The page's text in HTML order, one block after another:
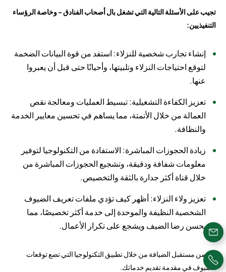
تجيب على الأسئلة التالية التي تشغل بال أصحاب الفنادق - وخاصة الرؤساء
التنفيذيين:
إنشاء تجارب شخصية للنزلاء: استفد من قوة البيانات الضخمة
لتوقع احتياجات النزلاء وتلبيتها، وأحيانًا حتى قبل أن يعبروا
عنها.
تعزيز الكفاءة التشغيلية: تبسيط العمليات ومعالجة نقص
العمالة من خلال الأتمتة، مما يساهم في تحسين معايير الخدمة
والنظافة.
زيادة الحجوزات المباشرة: الاستفادة من التكنولوجيا لتوفير
معلومات شفافة ودقيقة، وتشجيع الحجوزات المباشرة من
خلال قناة أكثر جدارة بالثقة والتخصيص.
تعزيز ولاء النزلاء: أظهر كيف تؤدي ملفات تعريف الضيوف
الشخصية النظيفة والموحدة إلى خدمة أكثر تخصيصًا، مما
يحسن رضا الضيف ويشجع على تكرار الأعمال.
احتضن مستقبل الضيافة من خلال تطبيق التكنولوجيا التي تضع توقعات
الضيوف في مقدمة تقديم خدماتك.